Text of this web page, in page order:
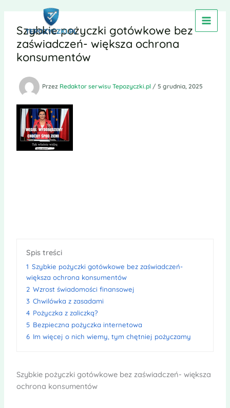
treściSzybkie pożyczki gotówkowe bez
zaświadczeń- większa ochrona
konsumentów
Przez Redaktor serwisu Tepozyczki.pl / 5 grudnia, 2025
Spis treści
1 Szybkie pożyczki gotówkowe bez zaświadczeń-
większa ochrona konsumentów
2 Wzrost świadomości finansowej
3 Chwilówka z zasadami
4 Pożyczka z zaliczką?
5 Bezpieczna pożyczka internetowa
6 Im więcej o nich wiemy, tym chętniej pożyczamy
Szybkie pożyczki gotówkowe bez zaświadczeń- większa
ochrona konsumentów